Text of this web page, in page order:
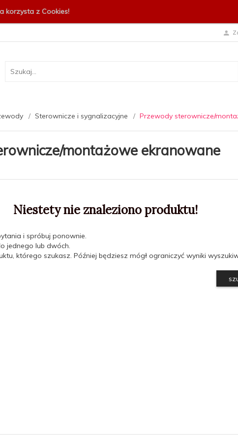
korzysta z Cookies!
Sterownicze i sygnalizacyjne Przewody sterownicze/
montażowe ekranowane
Niestety nie znaleziono produktu!
i spróbuj ponownie.
jednego lub dwóch.
którego szukasz. Później będziesz mógł ograniczyć wyniki